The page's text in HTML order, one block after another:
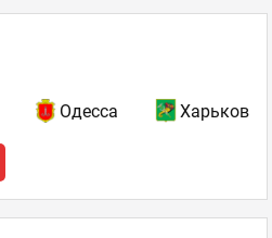
Одесса Харьков